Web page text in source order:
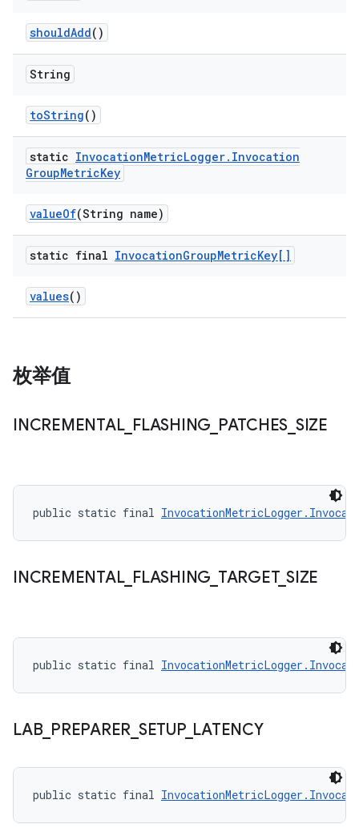
shouldAdd()
String
toString()
static InvocationMetricLogger. Invocation
GroupMetricKey
valueOf(String name)
static final InvocationGroupMetricKey[]
values()
枚举值
INCREMENTAL_ FLASHING PATCHES SIZE
public static final
INCREMENTAL_ FLASHING TARGET_ SIZE
public static final
LAB_ PREPARER SETUP_ LATENCY
public static final